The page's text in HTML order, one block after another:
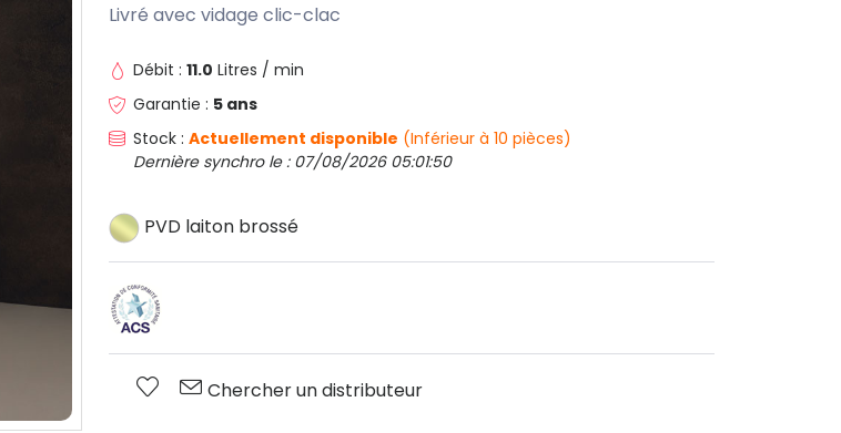
Livré avec vidage clic-clac
Débit : 11.0 Litres / min
Garantie : 5 ans
Stock : Actuellement disponible (Inférieur à 10 pièces)
Dernière synchro le : 07/08/2026 05:01:50
PVD laiton brossé
Chercher un distributeur